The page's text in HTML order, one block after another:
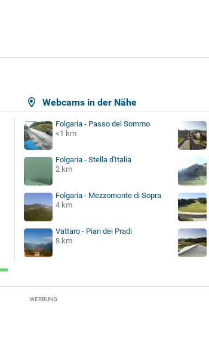
Webcams in der Nähe
Folgaria - Passo del Sommo
<1 km
Folgaria - Stella d'Italia
2 km
Folgaria - Mezzomonte di Sopra
4 km
Vattaro - Pian dei Pradi
8 km
WERBUNG